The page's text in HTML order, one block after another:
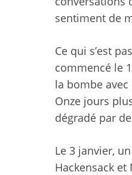
sentiment de
Ce qui s’est
commencé le
la bombe
Onze jours
dégradé par
Le 3 janvier,
Hackensack